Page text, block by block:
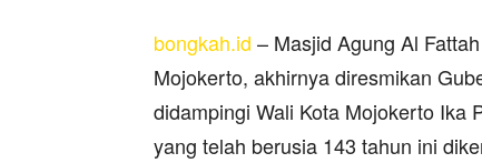
bongkah.id – Masjid Agung Al
Mojokerto, akhirnya diresmikan
didampingi Wali Kota Mojokerto Ika
yang telah berusia 143 tahun ini